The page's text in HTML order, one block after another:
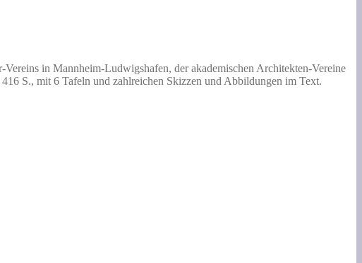
in Mannheim-Ludwigshafen, der akademischen Architekten-Vereine
S., mit 6 Tafeln und zahlreichen Skizzen und Abbildungen im Text.